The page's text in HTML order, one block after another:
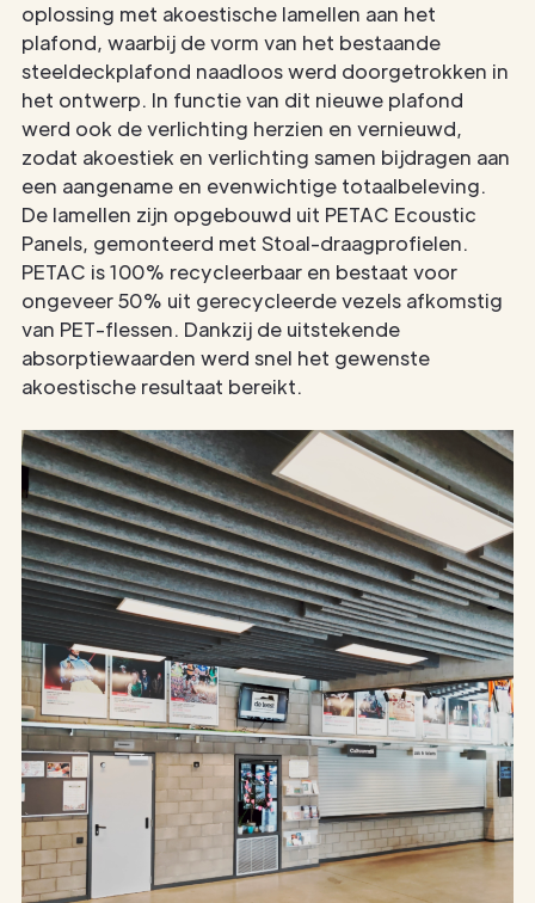
oplossing met akoestische lamellen aan het
plafond, waarbij de vorm van het bestaande
steeldeckplafond naadloos werd doorgetrokken in
het ontwerp. In functie van dit nieuwe plafond
werd ook de verlichting herzien en vernieuwd,
zodat akoestiek en verlichting samen bijdragen aan
een aangename en evenwichtige totaalbeleving.
De lamellen zijn opgebouwd uit PETAC Ecoustic
Panels, gemonteerd met Stoal-draagprofielen.
PETAC is 100% recycleerbaar en bestaat voor
ongeveer 50% uit gerecycleerde vezels afkomstig
van PET-flessen. Dankzij de uitstekende
absorptiewaarden werd snel het gewenste
akoestische resultaat bereikt.